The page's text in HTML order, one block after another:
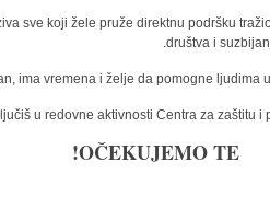
sve koji žele pruže direktnu podršku
društva i
ima vremena i želje da pomogne
u redovne aktivnosti Centra za zaštitu i
OČEKUJEMO TE!